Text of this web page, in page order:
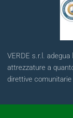
VERDE s.r.l.
attrezzature a
direttive comunitarie